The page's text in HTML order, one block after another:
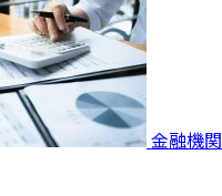
金融機関